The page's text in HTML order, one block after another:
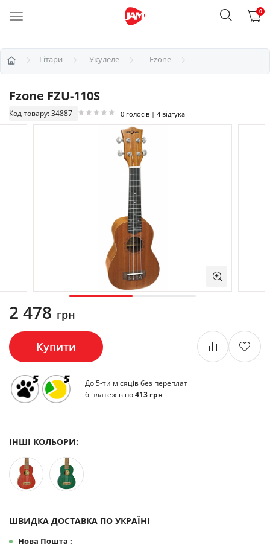
0
Гітари Укулеле Fzone
Fzone FZU-110S
Код товару: 34887 0 голосів | 4 відгука
2 478 грн
Купити
До 5-ти місяців без переплат
6 платежів по413 грн
ШВИДКА ДОСТАВКА ПО УКРАЇНІ
Нова Пошта :
ІНШІ КОЛЬОРИ: